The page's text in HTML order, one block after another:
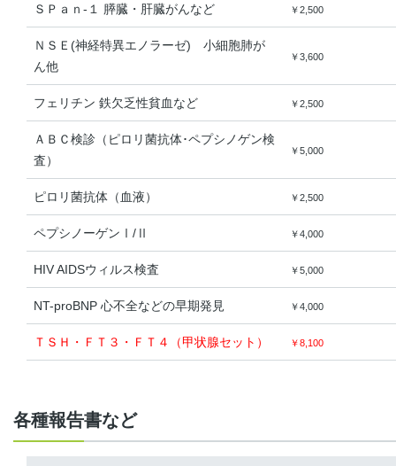
ＳＰａｎ-１ 膵臓・肝臓がんなど ￥2,500
ＮＳＥ(神経特異エノラーゼ) 小細胞肺が
ん他
￥3,600
フェリチン 鉄欠乏性貧血など ￥2,500
ＡＢＣ検診（ピロリ菌抗体･ペプシノゲン検
査）
￥5,000
ピロリ菌抗体（血液） ￥2,500
ペプシノーゲンⅠ/Ⅱ ￥4,000
HIV AIDSウィルス検査 ￥5,000
NT-proBNP 心不全などの早期発見 ￥4,000
ＴＳＨ・ＦＴ３・ＦＴ４（甲状腺セット） ￥8,100
各種報告書など